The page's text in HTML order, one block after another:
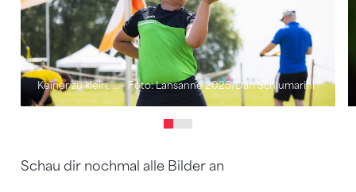
Keiner zu klein, ... - Foto: Lansanne 2025/Dan Schiumarini
Schau dir nochmal alle Bilder an